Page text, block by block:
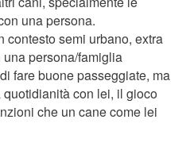
una persona.
contesto semi urbano, extra
persona/famiglia
fare buone passeggiate, ma
con lei, il gioco
che un cane come lei